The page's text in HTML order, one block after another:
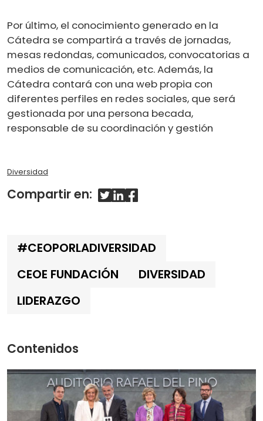
Por último, el conocimiento generado en la
Cátedra se compartirá a través de jornadas,
mesas redondas, comunicados, convocatorias a
medios de comunicación, etc. Además, la
Cátedra contará con una web propia con
diferentes perfiles en redes sociales, que será
gestionada por una persona becada,
responsable de su coordinación y gestión
Diversidad
Compartir en:
#CEOPORLADIVERSIDAD
CEOE FUNDACIÓN
DIVERSIDAD
LIDERAZGO
Contenidos